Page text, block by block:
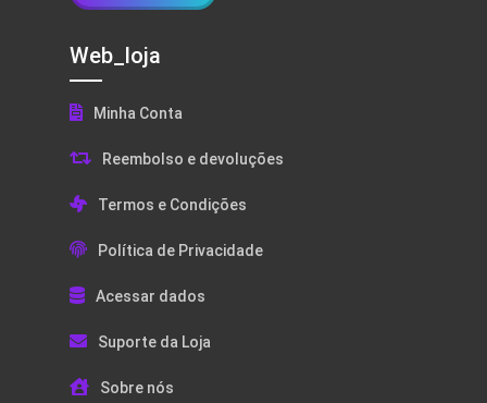
Web_loja
Minha Conta
Reembolso e devoluções
Termos e Condições
Política de Privacidade
Acessar dados
Suporte da Loja
Sobre nós